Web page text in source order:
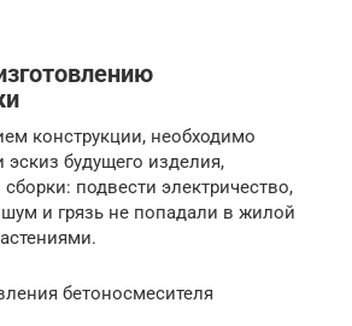
конструкции, необходимо
эскиз будущего изделия,
подвести электричество,
и грязь не попадали в жилой
бетоносмесителя